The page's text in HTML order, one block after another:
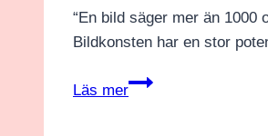
“En bild säger mer än
Bildkonsten har en stor
Läs mer
Radikalisering